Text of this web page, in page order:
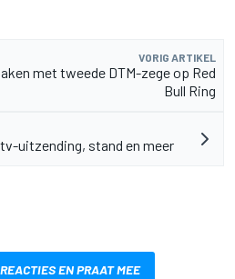
VORIG ARTIKEL
met tweede DTM-zege op Red
Bull Ring
uitzending, stand en meer
EN PRAAT MEE